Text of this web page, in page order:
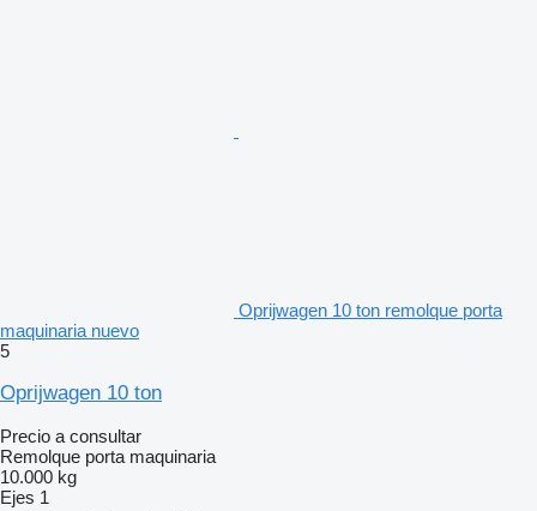
Oprijwagen 10 ton remolque porta
maquinaria nuevo
5
Oprijwagen 10 ton
Precio a consultar
Remolque porta maquinaria
10.000 kg
Ejes 1